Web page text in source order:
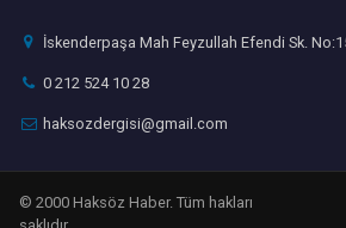
İskenderpaşa Mah Feyzullah Efendi Sk.
0 212 524 10 28
haksozdergisi@gmail.com
© 2000 Haksöz Haber. Tüm hakları